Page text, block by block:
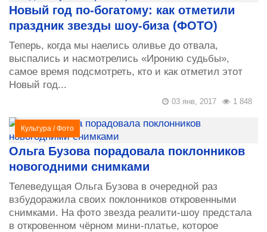
Новый год по-богатому: как отметили
праздник звезды шоу-биза (ФОТО)
Теперь, когда мы наелись оливье до отвала,
выспались и насмотрелись «Иронию судьбы»,
самое время подсмотреть, кто и как отметил этот
Новый год...
1 848
03 янв, 2017
Культура /Фото
Ольга Бузова порадовала поклонников
новогодними снимками
Телеведущая Ольга Бузова в очередной раз
взбудоражила своих поклонников откровенными
снимками. На фото звезда реалити-шоу предстала
в откровенном чёрном мини-платье, которое